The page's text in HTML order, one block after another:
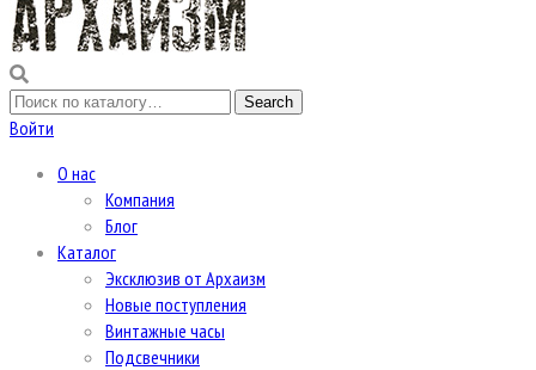
Войти
О нас
Компания
Блог
Каталог
Эксклюзив от Архаизм
Новые поступления
Винтажные часы
Подсвечники